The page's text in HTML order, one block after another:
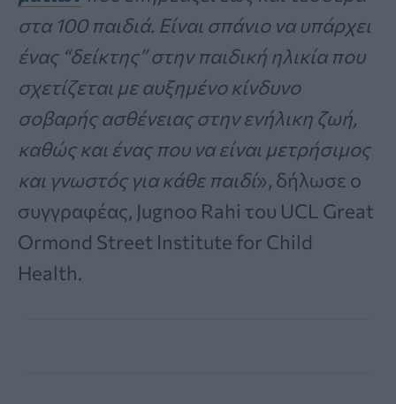
στα 100 παιδιά. Είναι σπάνιο να υπάρχει
ένας “δείκτης” στην παιδική ηλικία που
σχετίζεται με αυξημένο κίνδυνο
σοβαρής ασθένειας στην ενήλικη ζωή,
καθώς και ένας που να είναι μετρήσιμος
και γνωστός για κάθε παιδί», δήλωσε ο
συγγραφέας, Jugnoo Rahi του UCL Great
Ormond Street Institute for Child
Health.